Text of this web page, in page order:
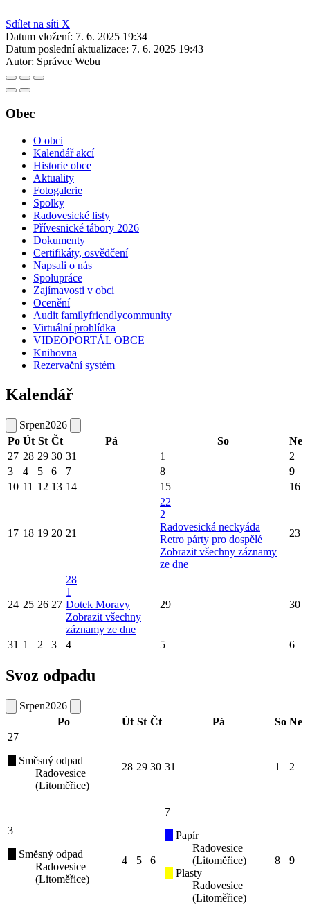
Sdílet na síti X
Datum vložení: 7. 6. 2025 19:34
Datum poslední aktualizace: 7. 6. 2025 19:43
Autor: Správce Webu
Obec
O obci
Kalendář akcí
Historie obce
Aktuality
Fotogalerie
Spolky
Radovesické listy
Přívesnické tábory 2026
Dokumenty
Certifikáty, osvědčení
Napsali o nás
Spolupráce
Zajímavosti v obci
Ocenění
Audit familyfriendlycommunity
Virtuální prohlídka
VIDEOPORTÁL OBCE
Knihovna
Rezervační systém
Kalendář
Srpen2026
Po Út St Čt Pá So
Ne
27 28 29 30 31 1
2
3
4 5 6 7 8
9
10 11 12 13 14 15 16
17 18 19 20 21
22
2
Radovesická neckyáda
Retro párty pro dospělé
Zobrazit všechny záznamy
ze dne
23
24 25 26 27
28
1
Dotek Moravy
Zobrazit všechny
záznamy ze dne
29 30
31 1 2 3 4 5 6
Svoz odpadu
Srpen2026
Po
Út St Čt Pá So Ne
27
Směsný odpad
Radovesice
(Litoměřice)
28 29 30 31 1 2
3
Směsný odpad
Radovesice
(Litoměřice)
4 5 6
7
Papír
Radovesice
(Litoměřice)
Plasty
Radovesice
(Litoměřice)
8 9